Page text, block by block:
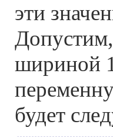
эти
шириной
будет